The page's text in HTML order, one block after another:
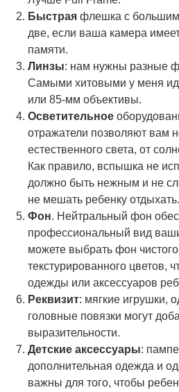
Быстрая флешка с
две, если ваша камера
памяти.
Линзы: нам нужны разные
Самыми хитовыми у меня
или 85-мм объективы.
Осветительное
отражатели позволяют вам
естественного света, от
Как правило, вспышка не
должно быть нежным и не
не мешать ребенку отдыхать.
Фон. Нейтральный фон
профессиональный вид
можете выбрать фон
текстурированного цветов,
одежды или аксессуаров
Реквизит: мягкие игрушки,
головные повязки могут
выразительности.
Детские аксессуары:
дополнительная одежда и
важны для того, чтобы